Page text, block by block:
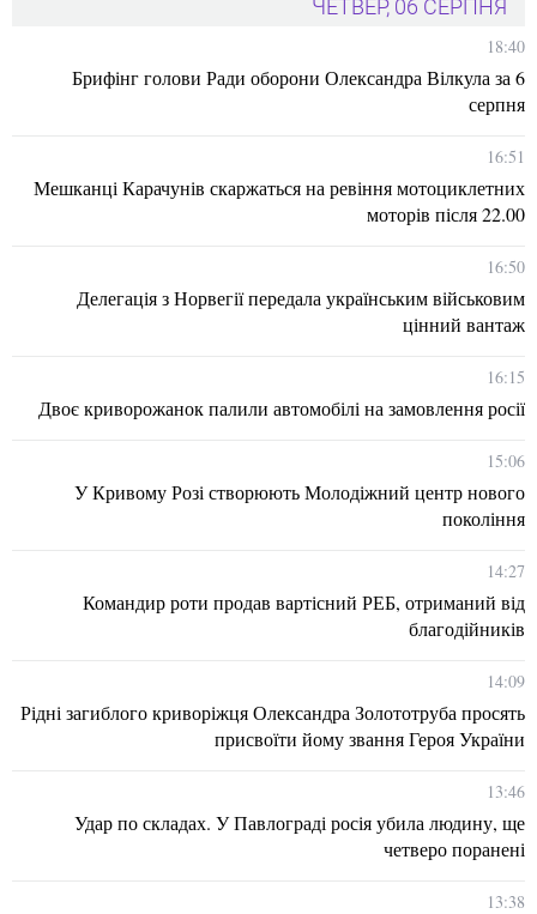
ЧЕТВЕР, 06 СЕРПНЯ
18:40
Брифінг голови Ради оборони Олександра Вілкула за 6
серпня
16:51
Мешканці Карачунів скаржаться на ревіння мотоциклетних
моторів після 22.00
16:50
Делегація з Норвегії передала українським військовим
цінний вантаж
16:15
Двоє криворожанок палили автомобілі на замовлення росії
15:06
У Кривому Розі створюють Молодіжний центр нового
покоління
14:27
Командир роти продав вартісний РЕБ, отриманий від
благодійників
14:09
Рідні загиблого криворіжця Олександра Золототруба просять
присвоїти йому звання Героя України
13:46
Удар по складах. У Павлограді росія убила людину, ще
четверо поранені
13:38